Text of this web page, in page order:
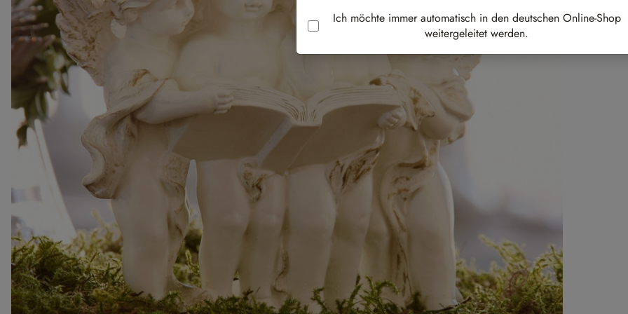
Ich möchte immer automatisch in den deutschen Online-Shop
weitergeleitet werden.